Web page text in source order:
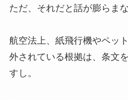
ただ、それだと話が膨らまな
航空法上、紙飛行機やペッ
外されている根拠は、条文
すし。